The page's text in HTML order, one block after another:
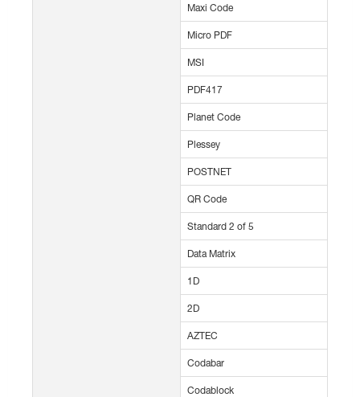
Maxi Code
Micro PDF
MSI
PDF417
Planet Code
Plessey
POSTNET
QR Code
Standard 2 of 5
Data Matrix
1D
2D
AZTEC
Codabar
Codablock